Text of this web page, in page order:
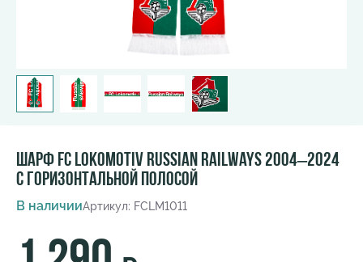
Шарф FC Lokomotiv Russian Railways 2004–2024
с горизонтальной полосой
В наличииАртикул: FCLM1011